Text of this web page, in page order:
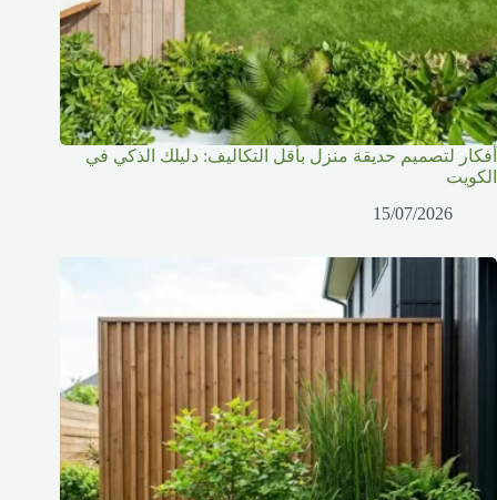
أفكار لتصميم حديقة منزل بأقل التكاليف: دليلك الذكي في
الكويت
15/07/2026